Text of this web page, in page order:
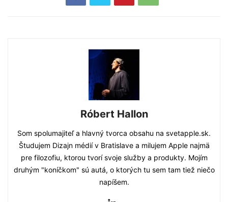
Róbert Hallon
Som spolumajiteľ a hlavný tvorca obsahu na svetapple.sk.
Študujem Dizajn médií v Bratislave a milujem Apple najmä
pre filozofiu, ktorou tvorí svoje služby a produkty. Mojím
druhým "koníčkom" sú autá, o ktorých tu sem tam tiež niečo
napíšem.